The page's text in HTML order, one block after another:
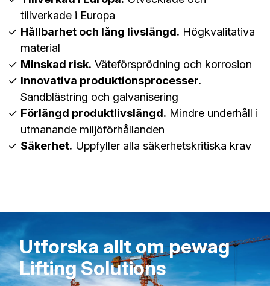
tillverkade i Europa
Hållbarhet och lång livslängd. Högkvalitativa
material
Minskad risk. Väteförsprödning och korrosion
Innovativa produktionsprocesser.
Sandblästring och galvanisering
Förlängd produktlivslängd. Mindre underhåll i
utmanande miljöförhållanden
Säkerhet. Uppfyller alla säkerhetskritiska krav
Utforska allt om pewag
Lifting Solutions